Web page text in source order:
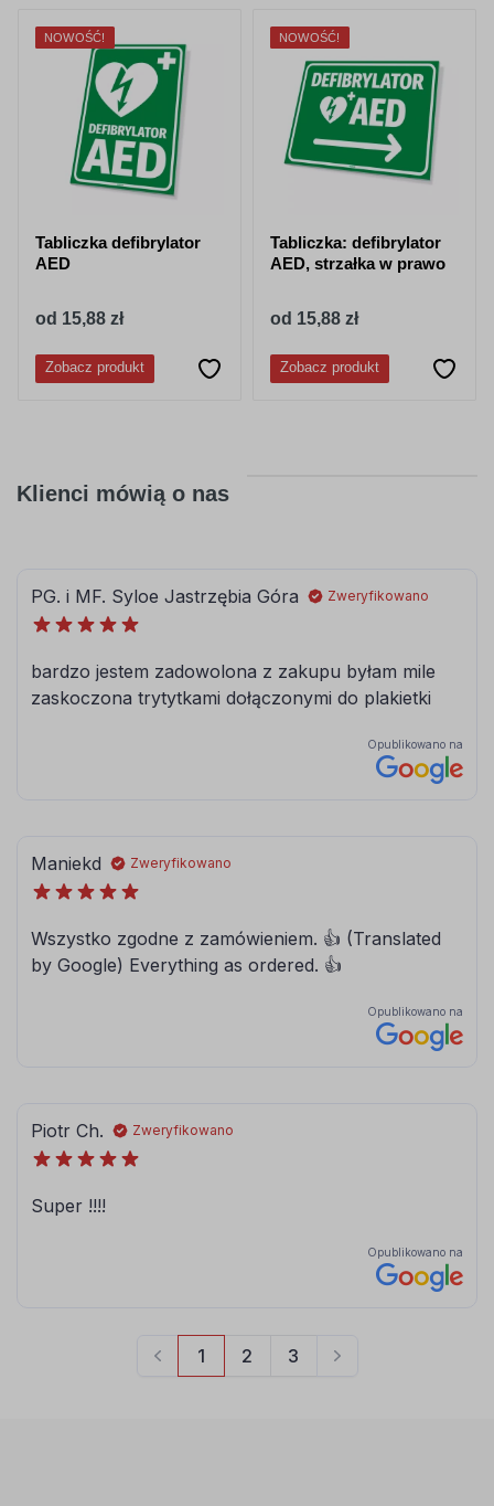
NOWOŚĆ!
Tabliczka defibrylator
AED
od 15,88 zł
Zobacz produkt
NOWOŚĆ!
Tabliczka: defibrylator
AED, strzałka w prawo
od 15,88 zł
Zobacz produkt
Klienci mówią o nas